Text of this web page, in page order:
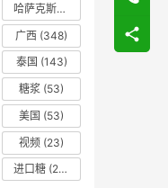
哈萨克斯坦
广西 (348)
泰国 (143)
糖浆 (53)
美国 (53)
视频 (23)
进口糖 (236)